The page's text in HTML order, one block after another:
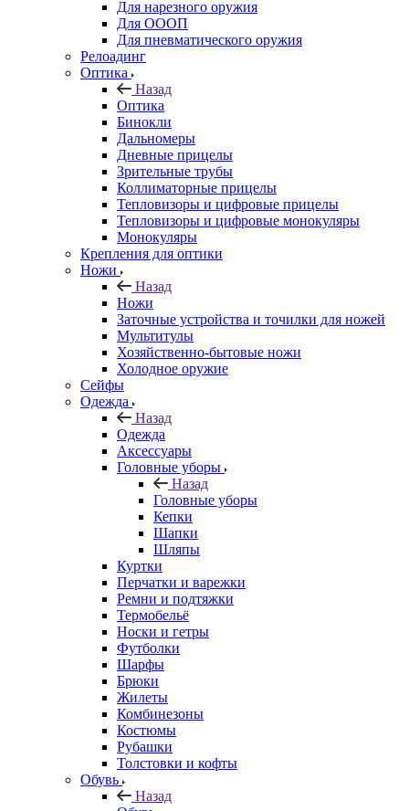
Для нарезного оружия
Для ОООП
Для пневматического оружия
Релоадинг
Оптика
Назад
Оптика
Бинокли
Дальномеры
Дневные прицелы
Зрительные трубы
Коллиматорные прицелы
Тепловизоры и цифровые прицелы
Тепловизоры и цифровые монокуляры
Монокуляры
Крепления для оптики
Ножи
Назад
Ножи
Заточные устройства и точилки для ножей
Мультитулы
Хозяйственно-бытовые ножи
Холодное оружие
Сейфы
Одежда
Назад
Одежда
Аксессуары
Головные уборы
Назад
Головные уборы
Кепки
Шапки
Шляпы
Куртки
Перчатки и варежки
Ремни и подтяжки
Термобельё
Носки и гетры
Футболки
Шарфы
Брюки
Жилеты
Комбинезоны
Костюмы
Рубашки
Толстовки и кофты
Обувь
Назад